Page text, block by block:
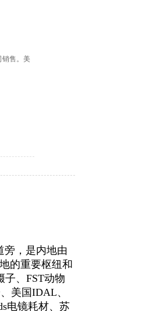
销售。美
旁，是内地由
的重要枢纽和
子、FST动物
美国IDAL、
电镜耗材、苏